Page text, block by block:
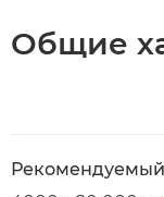
Общие